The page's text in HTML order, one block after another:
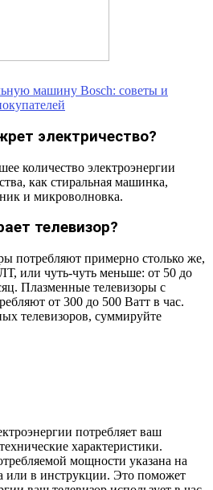
машину Bosch: советы и
электричество?
количество электроэнергии
как стиральная машинка,
и микроволновка.
телевизор?
потребляют примерно столько же,
или чуть-чуть меньше: от 50 до
Плазменные телевизоры с
от 300 до 500 Ватт в час.
телевизоров, суммируйте
потребляет ваш
характеристики.
мощности указана на
или в инструкции. Это поможет